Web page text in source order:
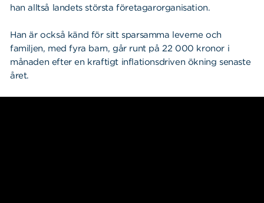
han alltså landets största företagarorganisation.
Han är också känd för sitt sparsamma leverne och
familjen, med fyra barn, går runt på 22 000 kronor i
månaden efter en kraftigt inflationsdriven ökning senaste
året.